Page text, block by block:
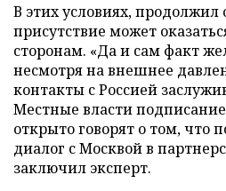
В этих условиях, продолжил
присутствие может
сторонам. «Да и сам факт
несмотря на внешнее
контакты с Россией
Местные власти
открыто говорят о том, что
диалог с Москвой в
заключил эксперт.